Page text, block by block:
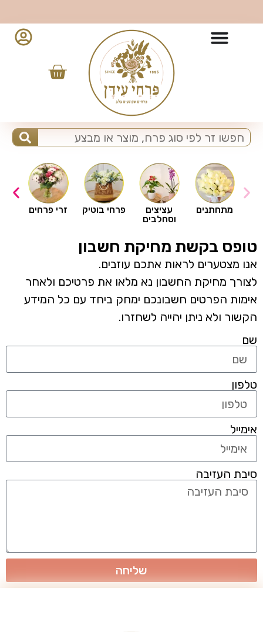
זרי פרחים פרחי בוטיק
עציצים
וסחלבים
מתחתנים
טופס בקשת מחיקת חשבון
אנו מצטערים לראות אתכם עוזבים.
לצורך מחיקת החשבון נא מלאו את פרטיכם ולאחר
אימות הפרטים חשבונכם ימחק ביחד עם כל המידע
הקשור ולא ניתן יהייה לשחזרו.
שם
טלפון
אימייל
סיבת העזיבה
שליחה